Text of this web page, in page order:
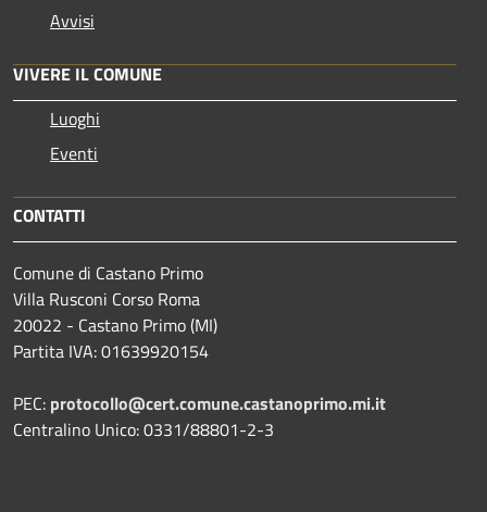
Avvisi
VIVERE IL COMUNE
Luoghi
Eventi
CONTATTI
Comune di Castano Primo
Villa Rusconi Corso Roma
20022 - Castano Primo (MI)
Partita IVA: 01639920154
PEC: protocollo@cert.comune.castanoprimo.mi.it
Centralino Unico: 0331/88801-2-3